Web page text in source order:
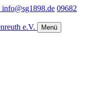
info@sg1898.de 09682
Menü